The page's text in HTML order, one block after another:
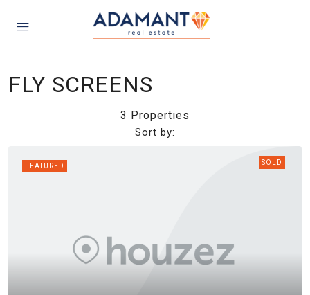
FLY SCREENS
3 Properties
Sort by:
FEATURED SOLD